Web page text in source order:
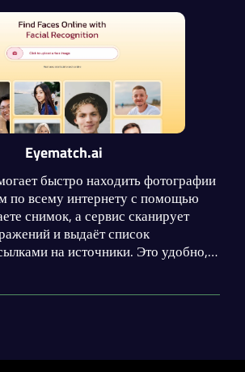
Eyematch.ai
быстро находить фотографии
по всему интернету с помощью
снимок, а сервис сканирует
и выдаёт список
на источники. Это удобно,